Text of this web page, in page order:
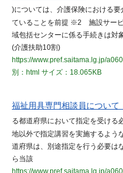
)については、介護保険における
ていることを前提 ※2 施設サー
域包括センターに係る手続きは
(介護扶助10割)
https://www.pref.saitama.lg.jp/
別：html サイズ：18.065KB
福祉用具専門相談員について
る都道府県において指定を受ける
地以外で指定講習を実施するよう
道府県は、別途指定を行う必要は
ら当該
https://www.pref.saitama.lg.jp/